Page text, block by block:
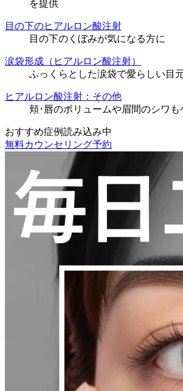
を提供
目の下のヒアルロン酸注射
目の下のくぼみが気になる方に
涙袋形成（ヒアルロン酸注射）
ふっくらとした涙袋で愛らしい目
ヒアルロン酸注射：その他
頬･唇のボリュームや眉間のシワも
おすすめ症例読み込み中
無料カウンセリング予約